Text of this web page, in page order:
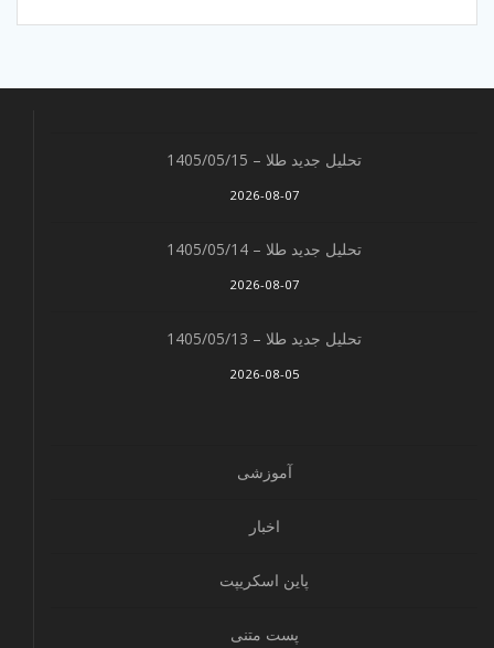
تحلیل جدید طلا – 1405/05/15
2026-08-07
تحلیل جدید طلا – 1405/05/14
2026-08-07
تحلیل جدید طلا – 1405/05/13
2026-08-05
آموزشی
اخبار
پاین اسکریپت
پست متنی